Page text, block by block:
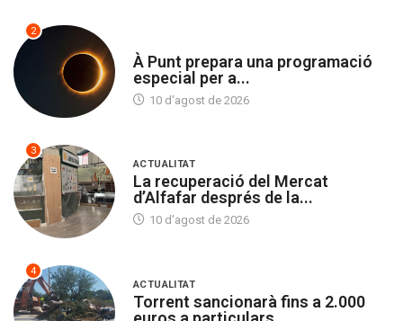
2
À Punt prepara una programació
especial per a...
10 d'agost de 2026
3
ACTUALITAT
La recuperació del Mercat
d’Alfafar després de la...
10 d'agost de 2026
4
ACTUALITAT
Torrent sancionarà fins a 2.000